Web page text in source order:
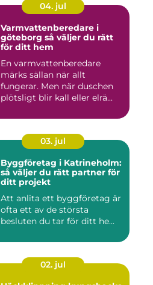
04. jul
Varmvattenberedare i
göteborg så väljer du rätt
för ditt hem
En varmvattenberedare
märks sällan när allt
fungerar. Men när duschen
plötsligt blir kall eller elrä...
03. jul
Byggföretag i Katrineholm:
så väljer du rätt partner för
ditt projekt
Att anlita ett byggföretag är
ofta ett av de största
besluten du tar för ditt he...
02. jul